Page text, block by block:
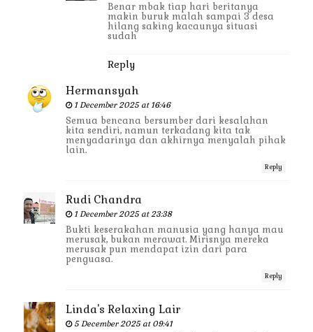
Benar mbak tiap hari beritanya
makin buruk malah sampai 3 desa
hilang saking kacaunya situasi
sudah
Reply
Hermansyah
1 December 2025 at 16:46
Semua bencana bersumber dari kesalahan
kita sendiri, namun terkadang kita tak
menyadarinya dan akhirnya menyalah pihak
lain.
Reply
Rudi Chandra
1 December 2025 at 23:38
Bukti keserakahan manusia yang hanya mau
merusak, bukan merawat. Mirisnya mereka
merusak pun mendapat izin dari para
penguasa.
Reply
Linda's Relaxing Lair
5 December 2025 at 09:41